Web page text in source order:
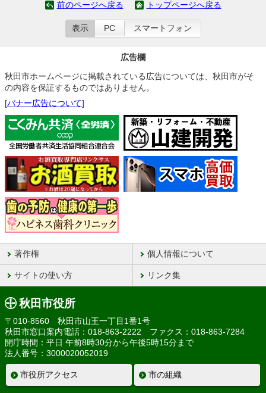
前のページへ戻る トップページへ戻る
表示 PC スマートフォン
広告欄
秋田市ホームページに掲載されている広告については、秋田市がそ
の内容を保証するものではありません。
[バナー広告について]
著作権 個人情報について
サイトの使い方 リンク集
秋田市役所
〒010-8560 秋田市山王一丁目1番1号
秋田市窓口案内電話：018-863-2222 ファクス：018-863-7284
開庁時間：平日 午前8時30分から午後5時15分まで
法人番号：3000020052019
市役所アクセス 市の組織